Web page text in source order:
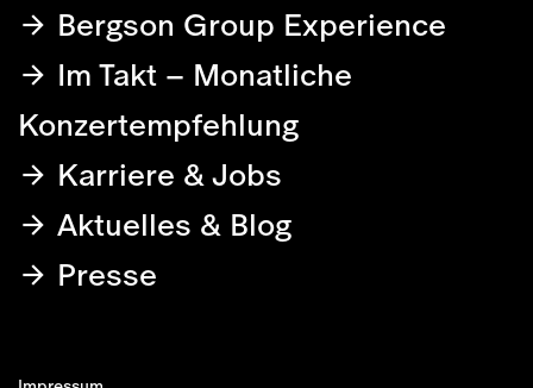
Bergson Group Experience
Im Takt – Monatliche
Konzertempfehlung
Karriere & Jobs
Aktuelles & Blog
Presse